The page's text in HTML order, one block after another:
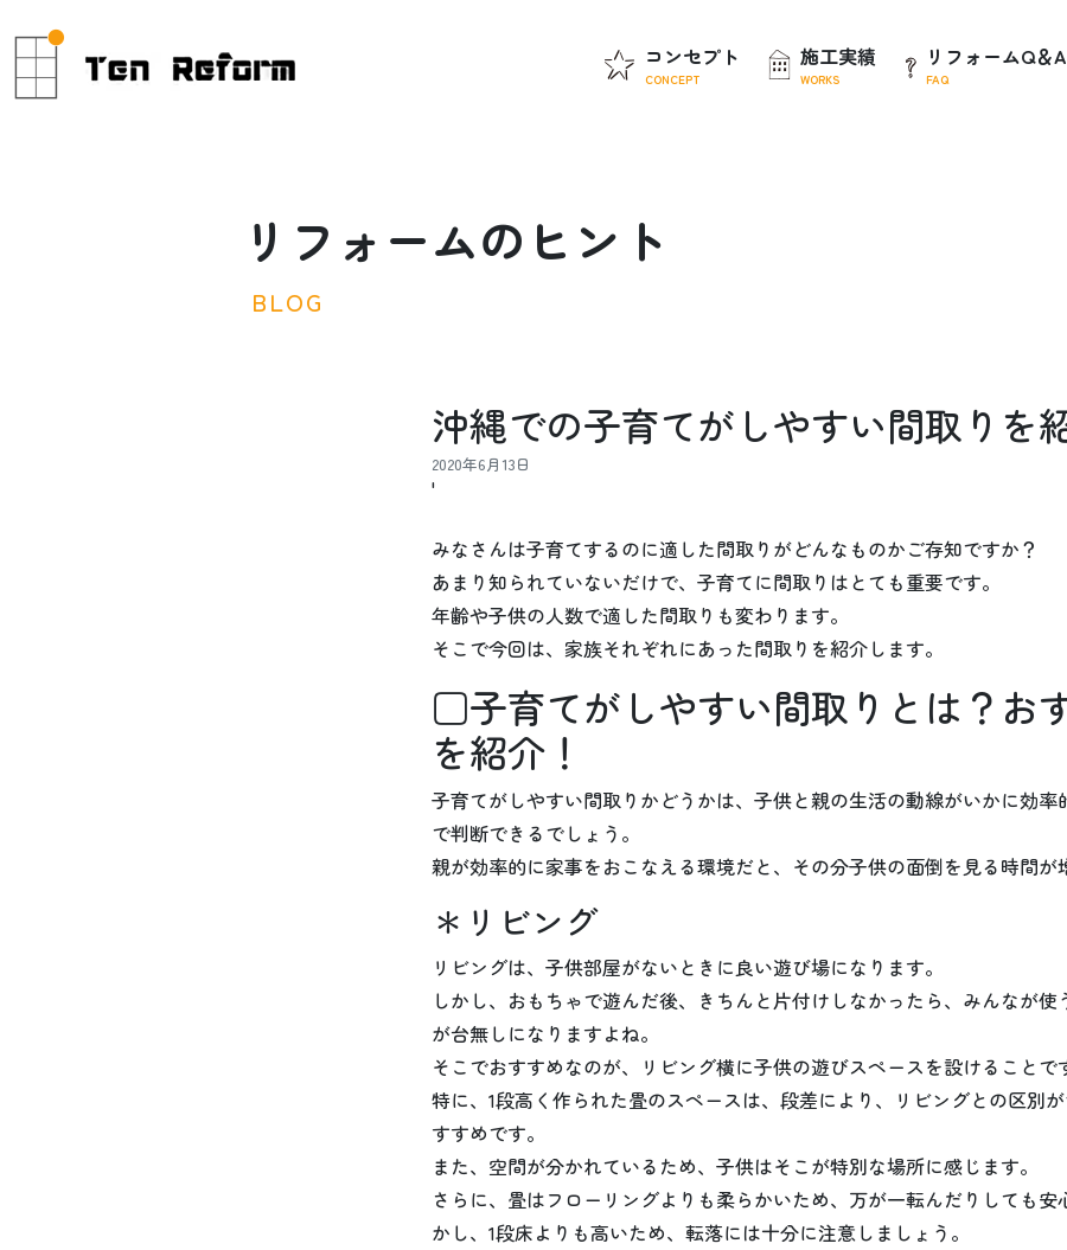
コンセプト
CONCEPT
施工実績
WORKS
リフォームQ＆A
FAQ
リ フ ォ ームの ヒ ン ト
BLOG
沖縄での子育てがしやすい間取りを
2020年6月13日
'
みなさんは子育てするのに適した間取りがどんなものかご存知ですか？
あまり知られていないだけで、子育てに間取りはとても重要です。
年齢や子供の人数で適した間取りも変わります。
そこで今回は、家族それぞれにあった間取りを紹介します。
□子育てがしやすい間取りとは？お
を紹介！
子育てがしやすい間取りかどうかは、子供と親の生活の動線がいかに効率
で判断できるでしょう。
親が効率的に家事をおこなえる環境だと、その分子供の面倒を見る時間が
＊リビング
リビングは、子供部屋がないときに良い遊び場になります。
しかし、おもちゃで遊んだ後、きちんと片付けしなかったら、みんなが使
が台無しになりますよね。
そこでおすすめなのが、リビング横に子供の遊びスペースを設けることで
特に、1段高く作られた畳のスペースは、段差により、リビングとの区別
すすめです。
また、空間が分かれているため、子供はそこが特別な場所に感じます。
さらに、畳はフローリングよりも柔らかいため、万が一転んだりしても安
かし、1段床よりも高いため、転落には十分に注意しましょう。